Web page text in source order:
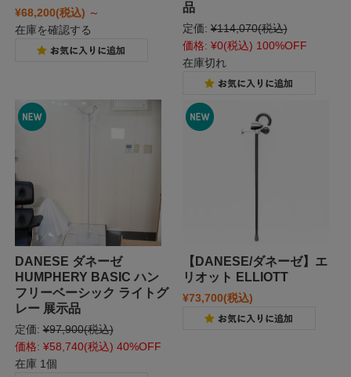
¥68,200(税込) ～
在庫を確認する
品
定価: ¥114,070(税込)
価格: ¥0(税込) 100%OFF
在庫切れ
DANESE ダネーゼ
HUMPHERY BASIC ハン
フリーベーシック ライトグ
レー 展示品
定価: ¥97,900(税込)
価格: ¥58,740(税込) 40%OFF
在庫 1個
【DANESE/ダネーゼ】エ
リオット ELLIOTT
¥73,700(税込)